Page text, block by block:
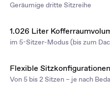
Geräumige dritte Sitzreihe
1.026 Liter
im 5-Sitzer-Modus (bis zum
Flexible Sitzkonfigurationen
Von 5 bis 2 Sitzen – je nach